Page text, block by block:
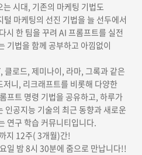
시대, 기존의 마케팅 기법도
마케팅의 선진 기법을 늘 선두에서
시 한 팀을 꾸려 AI 프롬프트를 실전
기법을 함께 공부하고 아낌없이
로드, 제미나이, 라마, 그록과 같은
니, 리크래프트를 비롯해 다양한
프트 명령 기법을 공유하고, 하루가
인공지능 기술의 최근 동향과 새로운
연구 학습 커뮤니티입니다.
지 12주( 3개월)간!
일 밤 8시 30분에 줌으로 만납니다!!